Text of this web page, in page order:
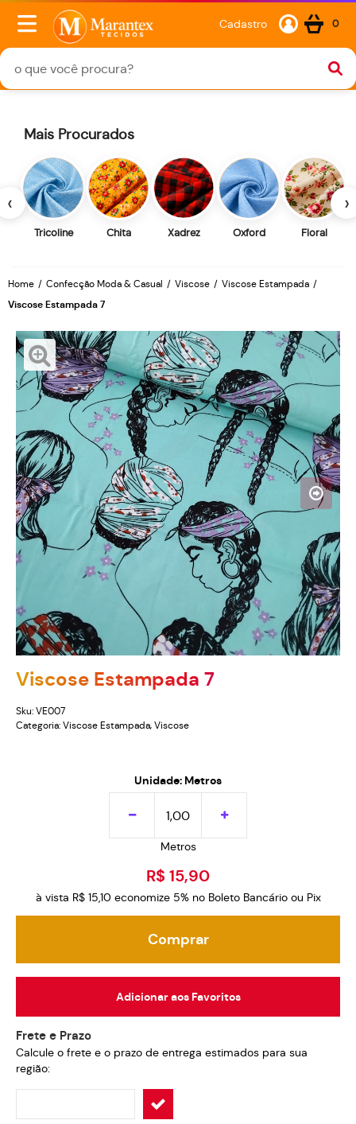
Cadastro 0
‹
Mais Procurados
Tricoline Chita Xadrez Oxford Floral
›
Home Confecção Moda & Casual Viscose Viscose Estampada
Viscose Estampada 7
Viscose Estampada 7
Sku: VE007
Categoria: Viscose Estampada, Viscose
Unidade: Metros
Metros
R$ 15,90
à vista R$ 15,10 economize 5% no Boleto Bancário ou Pix
Comprar
Adicionar aos Favoritos
Frete e Prazo
Calcule o frete e o prazo de entrega estimados para sua
região: